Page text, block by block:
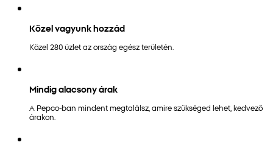
Közel vagyunk hozzád
Közel 280 üzlet az ország egész területén.
Mindig alacsony árak
A Pepco-ban mindent megtalálsz, amire szükséged lehet, kedvező
árakon.